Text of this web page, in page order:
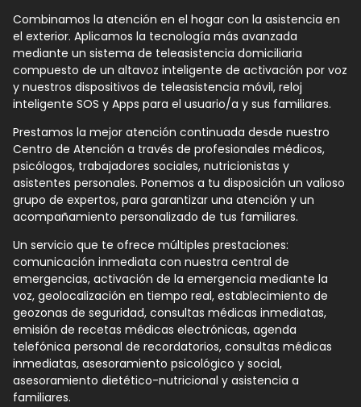
Combinamos la atención en el hogar con la asistencia en
el exterior. Aplicamos la tecnología más avanzada
mediante un sistema de teleasistencia domiciliaria
compuesto de un altavoz inteligente de activación por voz
y nuestros dispositivos de teleasistencia móvil, reloj
inteligente SOS y Apps para el usuario/a y sus familiares.
Prestamos la mejor atención continuada desde nuestro
Centro de Atención a través de profesionales médicos,
psicólogos, trabajadores sociales, nutricionistas y
asistentes personales. Ponemos a tu disposición un valioso
grupo de expertos, para garantizar una atención y un
acompañamiento personalizado de tus familiares.
Un servicio que te ofrece múltiples prestaciones:
comunicación inmediata con nuestra central de
emergencias, activación de la emergencia mediante la
voz, geolocalización en tiempo real, establecimiento de
geozonas de seguridad, consultas médicas inmediatas,
emisión de recetas médicas electrónicas, agenda
telefónica personal de recordatorios, consultas médicas
inmediatas, asesoramiento psicológico y social,
asesoramiento dietético-nutricional y asistencia a
familiares.